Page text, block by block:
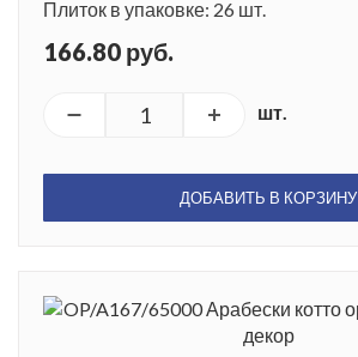
Плиток в упаковке: 26 шт.
166.80 руб.
шт.
ДОБАВИТЬ В КОРЗИНУ